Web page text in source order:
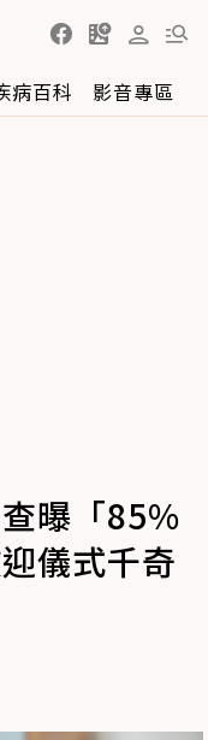
病百科 影音專區
曝「85%
儀式千奇